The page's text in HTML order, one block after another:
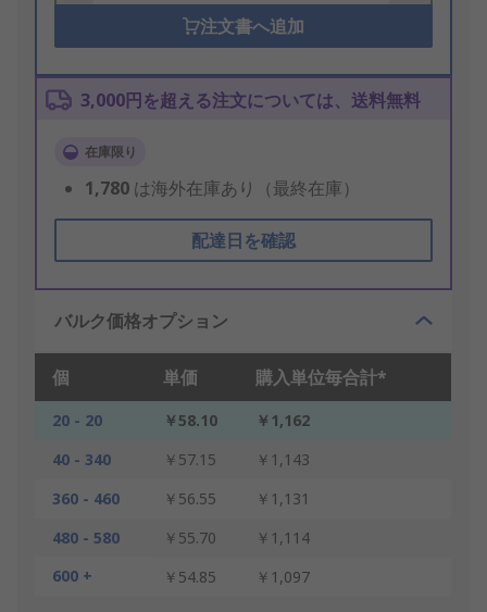
注文書へ追加
3,000円を超える注文については、送料無料
在庫限り
1,780 は海外在庫あり（最終在庫）
配達日を確認
バルク価格オプション
個 単価 購入単位毎合計*
20 - 20 ￥58.10
￥1,162
40 - 340
￥57.15
￥1,143
360 - 460
￥56.55
￥1,131
480 - 580
￥55.70
￥1,114
600 +
￥54.85 ￥1,097